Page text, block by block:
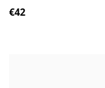
€42